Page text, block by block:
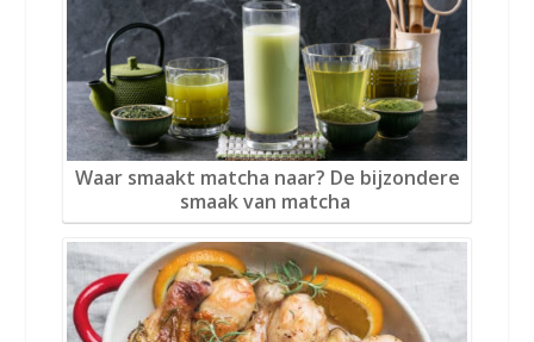
Waar smaakt matcha naar? De bijzondere
smaak van matcha